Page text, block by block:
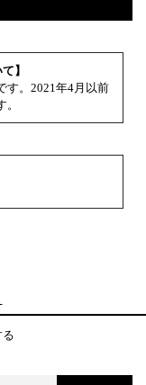
】
す。2021年4月以前